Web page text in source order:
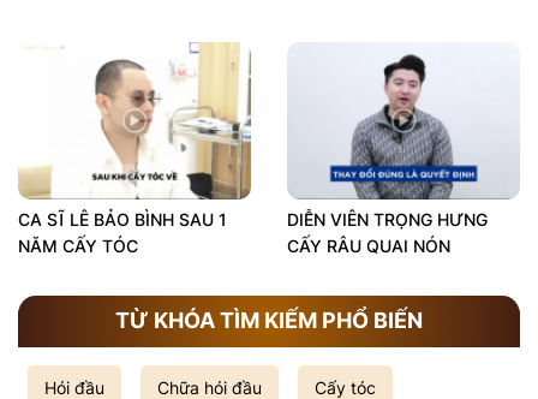
CA SĨ LÊ BẢO BÌNH SAU 1
NĂM CẤY TÓC
DIỄN VIÊN TRỌNG HƯNG
CẤY RÂU QUAI NÓN
TỪ KHÓA TÌM KIẾM PHỔ BIẾN
Hói đầu Chữa hói đầu Cấy tóc